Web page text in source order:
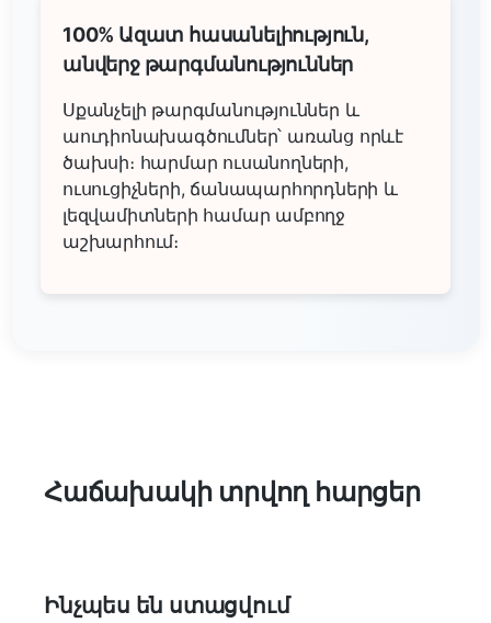
100% Ազատ հասանելիություն,
անվերջ թարգմանություններ
Սքանչելի թարգմանություններ և
աուդիոնախագծումներ՝ առանց որևէ
ծախսի։ հարմար ուսանողների,
ուսուցիչների, ճանապարհորդների և
լեզվամիտների համար ամբողջ
աշխարհում։
Հաճախակի տրվող հարցեր
Ինչպես են ստացվում